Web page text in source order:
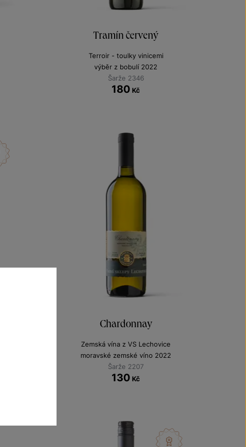
Tramín červený
Terroir - toulky vinicemi
výběr z bobulí 2022
Šarže 2346
180 Kč
Chardonnay
Zemská vína z VS Lechovice
moravské zemské víno 2022
Šarže 2207
130 Kč